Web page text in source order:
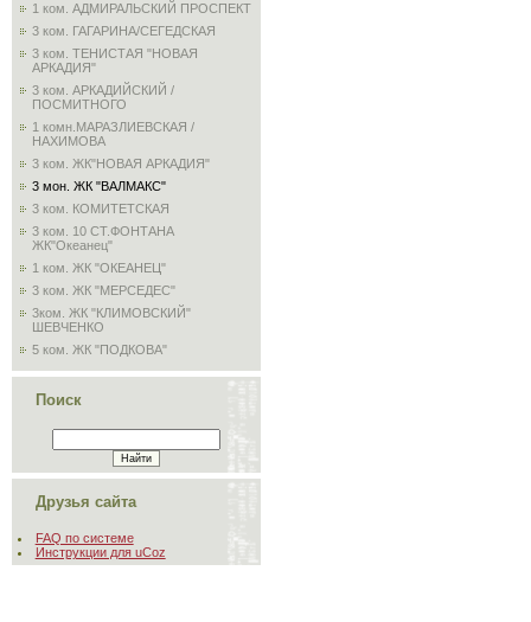
1 ком. АДМИРАЛЬСКИЙ ПРОСПЕКТ
3 ком. ГАГАРИНА/СЕГЕДСКАЯ
3 ком. ТЕНИСТАЯ "НОВАЯ
АРКАДИЯ"
3 ком. АРКАДИЙСКИЙ /
ПОСМИТНОГО
1 комн.МАРАЗЛИЕВСКАЯ /
НАХИМОВА
3 ком. ЖК"НОВАЯ АРКАДИЯ"
3 мон. ЖК "ВАЛМАКС"
3 ком. КОМИТЕТСКАЯ
3 ком. 10 СТ.ФОНТАНА
ЖК"Океанец"
1 ком. ЖК "ОКЕАНЕЦ"
3 ком. ЖК "МЕРСЕДЕС"
3ком. ЖК "КЛИМОВСКИЙ"
ШЕВЧЕНКО
5 ком. ЖК "ПОДКОВА"
Поиск
Друзья сайта
FAQ по системе
Инструкции для uCoz